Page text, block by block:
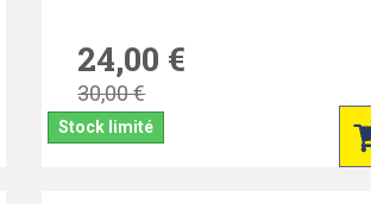
24,00 €
30,00 €
Stock limité